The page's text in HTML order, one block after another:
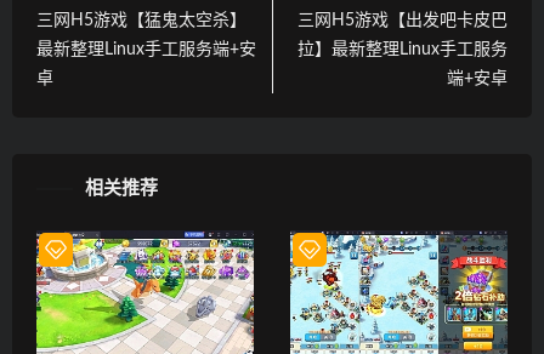
三网H5游戏【猛鬼太空杀】
最新整理Linux手工服务端+安
卓
三网H5游戏【出发吧卡皮巴
拉】最新整理Linux手工服务
端+安卓
相关推荐